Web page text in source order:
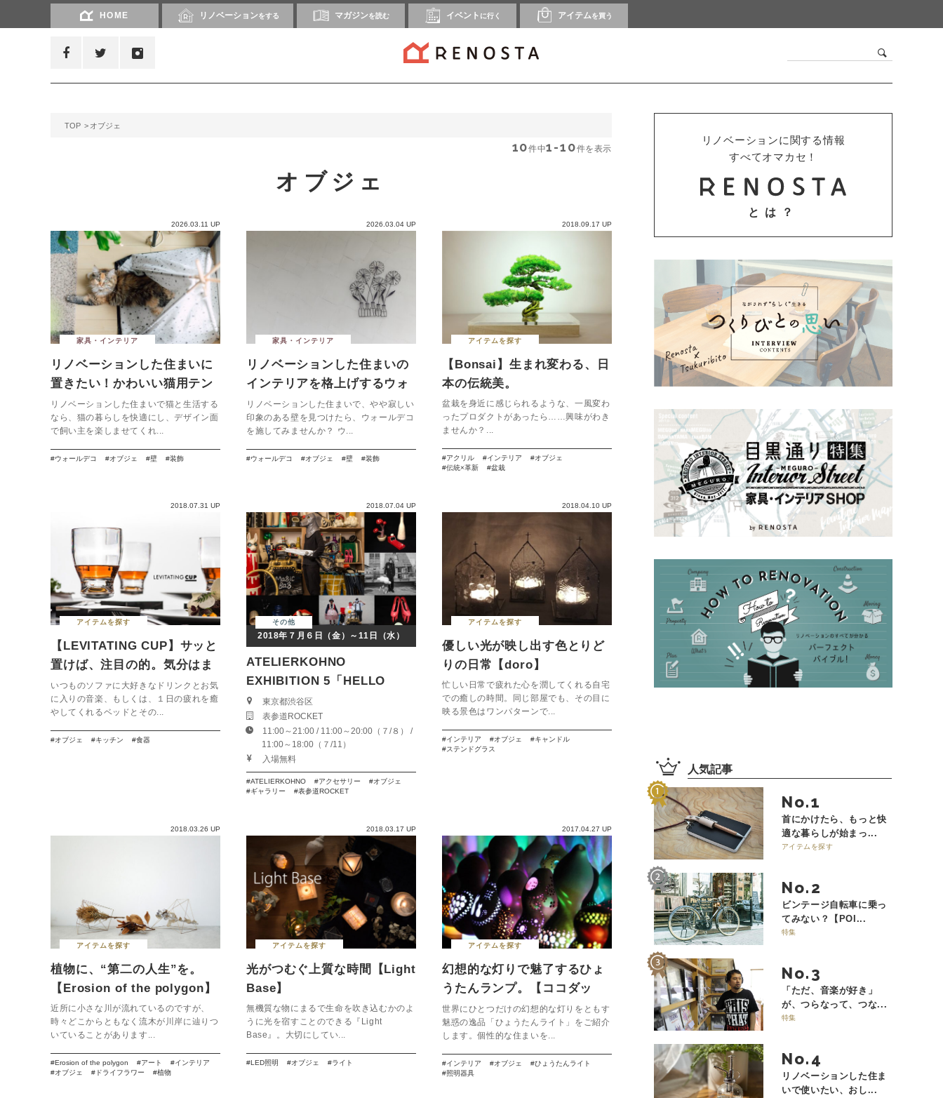
HOME リノベーションをする マガジンを読む イベント に行く アイテムを買う
TOP オブジェ
10件中1-10件を表示
オブジェ
2026.03.11 UP
家具・インテリア
リノベーションした住まいに
置きたい！かわいい猫用テン
ト７選
リノベーションした住まいで猫と生活する
なら、猫の暮らしを快適にし、デザイン面
で飼い主を楽しませてくれ...
ウォールデコ オブジェ 壁 装飾
2026.03.04 UP
家具・インテリア
リノベーションした住まいの
インテリアを格上げするウォ
ールデコ７選
リノベーションした住まいで、やや寂しい
印象のある壁を見つけたら、ウォールデコ
を施してみませんか？ ウ...
ウォールデコ オブジェ 壁 装飾
2018.09.17 UP
アイテムを探す
【Bonsai】生まれ変わる、日
本の伝統美。
盆栽を身近に感じられるような、一風変わ
ったプロダクトがあったら……興味がわき
ませんか？...
アクリル インテリア
オブジェ
伝統×革新
盆栽
2018.07.31 UP
アイテムを探す
【LEVITATING CUP】サッと
置けば、注目の的。気分はま
るで魔法使い！
いつものソファに大好きなドリンクとお気
に入りの音楽、もしくは、１日の疲れを癒
やしてくれるベッドとその...
オブジェ キッチン 食器
2018.07.04 UP
その他
2018年７月６日（金）～11日（水）
ATELIERKOHNO
EXHIBITION 5「HELLO
TOKYO」
東京都渋谷区
表参道ROCKET
11:00～21:00 / 11:00～20:00（７/８） /
11:00～18:00（７/11）
入場無料
ATELIERKOHNO アクセサリー
オブジェ
ギャラリー
表参道ROCKET
2018.04.10 UP
アイテムを探す
優しい光が映し出す色とりど
りの日常【doro】
忙しい日常で疲れた心を潤してくれる自宅
での癒しの時間。同じ部屋でも、その目に
映る景色はワンパターンで...
インテリア オブジェ
キャンドル
ステンドグラス
2018.03.26 UP
アイテムを探す
植物に、“第二の人生”を。
【Erosion of the polygon】
近所に小さな川が流れているのですが、
時々どこからともなく流木が川岸に辿りつ
いていることがあります...
Erosion of the polygon アート
インテリア
オブジェ
ドライフラワー 植物
2018.03.17 UP
アイテムを探す
光がつむぐ上質な時間【Light
Base】
無機質な物にまるで生命を吹き込むかのよ
うに光を宿すことのできる『Light
Base』。大切にしてい...
LED照明 オブジェ ライト
2017.04.27 UP
アイテムを探す
幻想的な灯りで魅了するひょ
うたんランプ。【ココダッ
テ】
世界にひとつだけの幻想的な灯りをともす
魅惑の逸品「ひょうたんライト」をご紹介
します。個性的な住まいを...
インテリア オブジェ
ひょうたんライト
照明器具
リノベーションに関する情報
すべてオマカセ！
とは？
人気記事
No.
首にかけたら、もっと快
適な暮らしが始まっ...
アイテムを探す
No.
ビンテージ自転車に乗っ
てみない？【POI...
特集
No.
「ただ、音楽が好き」
が、つらなって、つな...
特集
No.
リノベーションした住ま
いで使いたい、おし...